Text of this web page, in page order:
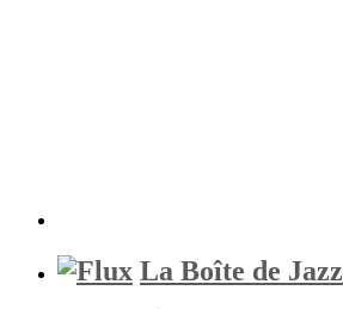
La Boîte de Jazz